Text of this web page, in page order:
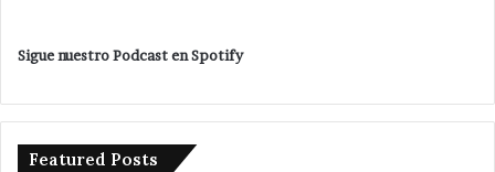
Sigue nuestro Podcast en Spotify
Featured Posts